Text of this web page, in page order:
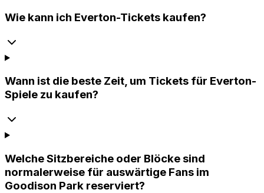
Wie kann ich Everton-Tickets kaufen?
Wann ist die beste Zeit, um Tickets für Everton-
Spiele zu kaufen?
Welche Sitzbereiche oder Blöcke sind
normalerweise für auswärtige Fans im
Goodison Park reserviert?